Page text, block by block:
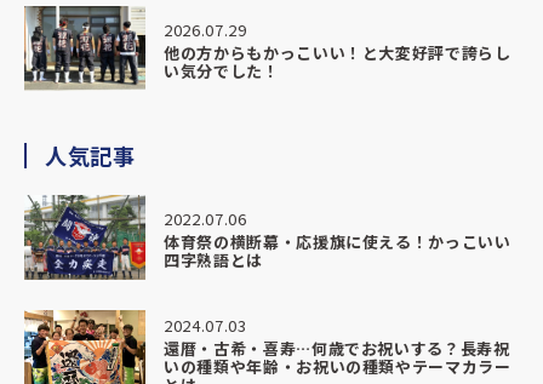
2026.07.29
他の方からもかっこいい！と大変好評で誇らし
い気分でした！
人気記事
2022.07.06
体育祭の横断幕・応援旗に使える！かっこいい
四字熟語とは
2024.07.03
還暦・古希・喜寿…何歳でお祝いする？長寿祝
いの種類や年齢・お祝いの種類やテーマカラー